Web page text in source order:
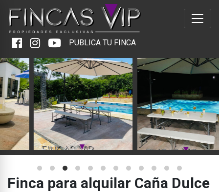
PUBLICA TU FINCA
Finca para alquilar Caña Dulce